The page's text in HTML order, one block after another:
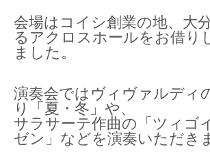
会場はコイシ創業の地、大
るアクロスホールをお借り
ました。
演奏会ではヴィヴァルディ
り「夏・冬」や、
サラサーテ作曲の「ツィゴ
ゼン」などを演奏いただき